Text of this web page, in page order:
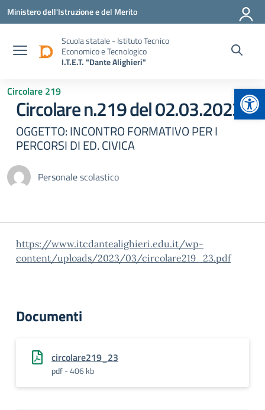
Vai ai contenuti
Vai al menu di navigazione
Vai al footer
Ministero dell'Istruzione e del Merito
Scuola statale - Istituto Tecnico
Economico e Tecnologico
I.T.E.T. "Dante Alighieri"
Circolare 219
Circolare n.219 del 02.03.2023
OGGETTO: INCONTRO FORMATIVO PER I
PERCORSI DI ED. CIVICA
Personale scolastico
https://www.itcdantealighieri.edu.it/wp-
content/uploads/2023/03/circolare219_23.pdf
Documenti
circolare219_23
pdf - 406 kb